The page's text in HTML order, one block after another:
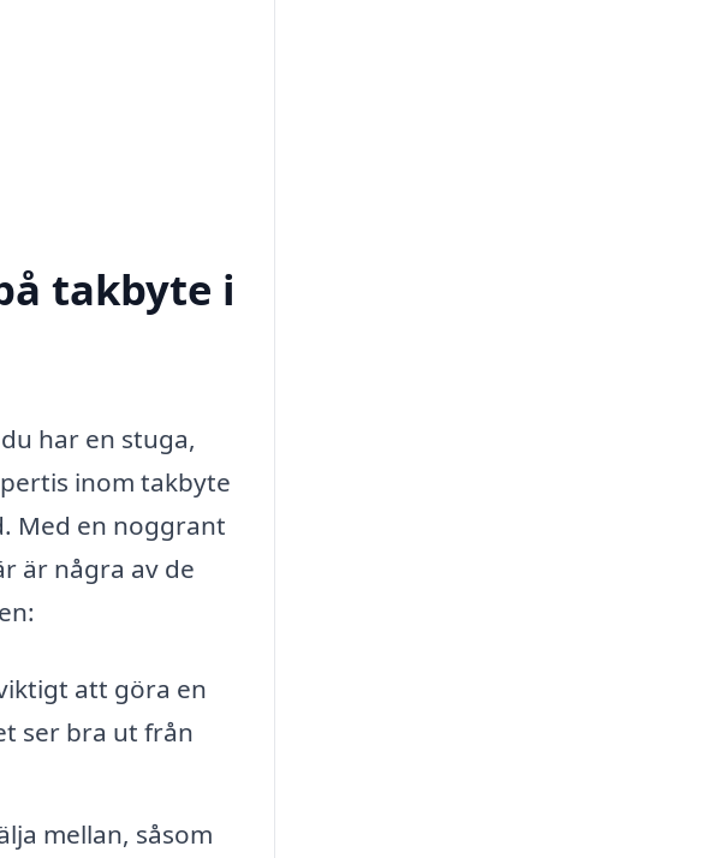
takbyte i
har en stuga,
inom takbyte
Med en noggrant
är några av de
att göra en
ser bra ut från
mellan, såsom